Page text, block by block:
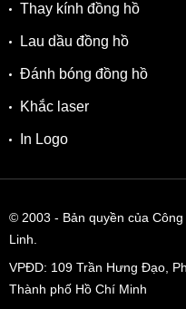
Thay kính đồng hồ
Lau dầu đồng hồ
Đánh bóng đồng hồ
Khắc laser
In Logo
© 2003 - Bản quyền của
Linh.
VPĐD: 109 Trần Hưng Đạo,
Thành phố Hồ Chí Minh